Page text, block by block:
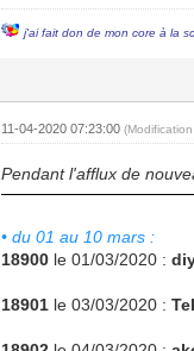
j'ai fait don de mon core à la
11-04-2020 07:23:00
Pendant l'afflux de
• du 01 au 10 mars :
18900 le 01/03/2020 :
18901 le 03/03/2020 :